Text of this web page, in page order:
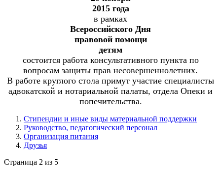
2015 года
в рамках
Всероссийского Дня
правовой помощи
детям
состоится работа консультативного пункта по
вопросам защиты прав несовершеннолетних.
В работе круглого стола примут участие специалисты
адвокатской и нотариальной палаты, отдела Опеки и
попечительства.
Стипендии и иные виды материальной поддержки
Руководство, педагогический персонал
Организация питания
Друзья
Страница 2 из 5